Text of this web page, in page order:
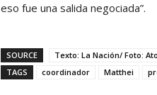
eso fue una salida negociada”.
SOURCE
Texto: La Nación/ Foto:
TAGS
coordinador Matthei